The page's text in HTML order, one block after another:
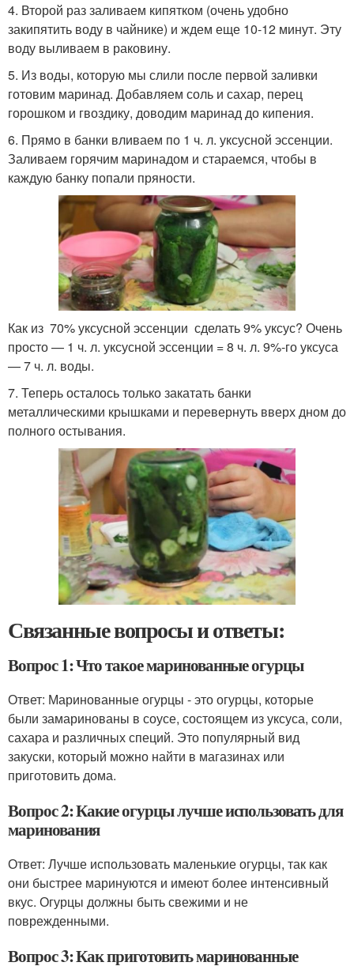
4. Второй раз заливаем кипятком (очень удобно
закипятить воду в чайнике) и ждем еще 10-12 минут. Эту
воду выливаем в раковину.
5. Из воды, которую мы слили после первой заливки
готовим маринад. Добавляем соль и сахар, перец
горошком и гвоздику, доводим маринад до кипения.
6. Прямо в банки вливаем по 1 ч. л. уксусной эссенции.
Заливаем горячим маринадом и стараемся, чтобы в
каждую банку попали пряности.
Как из 70% уксусной эссенции сделать 9% уксус? Очень
просто — 1 ч. л. уксусной эссенции = 8 ч. л. 9%-го уксуса
— 7 ч. л. воды.
7. Теперь осталось только закатать банки
металлическими крышками и перевернуть вверх дном до
полного остывания.
Связанные вопросы и ответы:
Вопрос 1: Что такое маринованные огурцы
Ответ: Маринованные огурцы - это огурцы, которые
были замаринованы в соусе, состоящем из уксуса, соли,
сахара и различных специй. Это популярный вид
закуски, который можно найти в магазинах или
приготовить дома.
Вопрос 2: Какие огурцы лучше использовать для
маринования
Ответ: Лучше использовать маленькие огурцы, так как
они быстрее маринуются и имеют более интенсивный
вкус. Огурцы должны быть свежими и не
поврежденными.
Вопрос 3: Как приготовить маринованные